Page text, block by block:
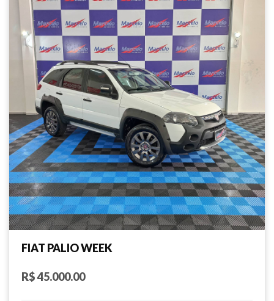
FIAT PALIO WEEK
R$ 45.000.00